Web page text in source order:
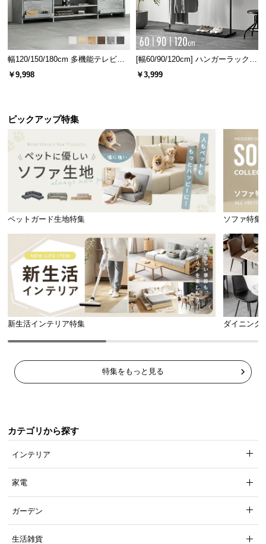
幅120/150/180cm 多機能テレビボ
ード 木目/石目調 オープン収納・
￥9,998
[幅60/90/120cm] ハンガーラック
スチール 4段階高さ調節 サイドフ
￥3,999
ピックアップ特集
ペットガード生地特集 ソファ特集
新生活インテリア特集 ダイニング
特集をもっと見る
カテゴリから探す
インテリア
家電
ガーデン
生活雑貨